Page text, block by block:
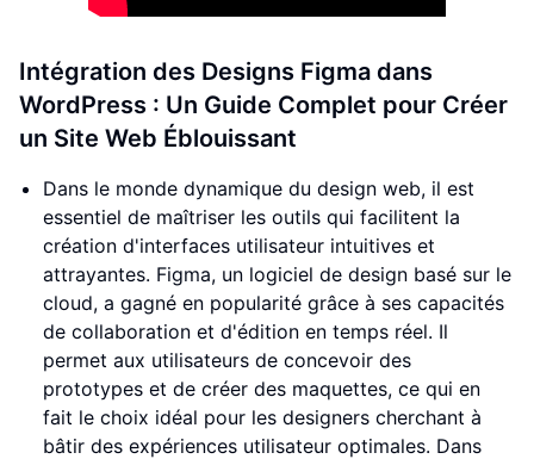
Intégration des Designs Figma dans
WordPress : Un Guide Complet pour Créer
un Site Web Éblouissant
Dans le monde dynamique du design web, il est
essentiel de maîtriser les outils qui facilitent la
création d'interfaces utilisateur intuitives et
attrayantes. Figma, un logiciel de design basé sur le
cloud, a gagné en popularité grâce à ses capacités
de collaboration et d'édition en temps réel. Il
permet aux utilisateurs de concevoir des
prototypes et de créer des maquettes, ce qui en
fait le choix idéal pour les designers cherchant à
bâtir des expériences utilisateur optimales. Dans